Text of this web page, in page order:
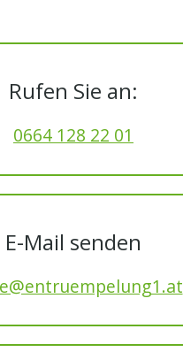
Rufen Sie an:
0664 128 22 01
E-Mail senden